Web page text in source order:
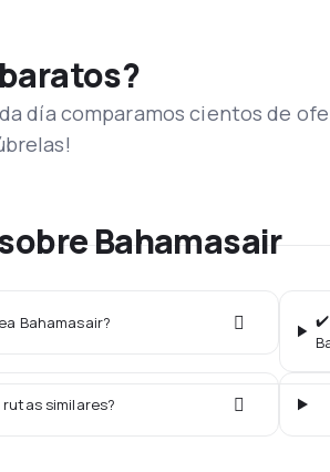
día comparamos cientos de
Bahamasair
Bahamasair?
✔️
similares?